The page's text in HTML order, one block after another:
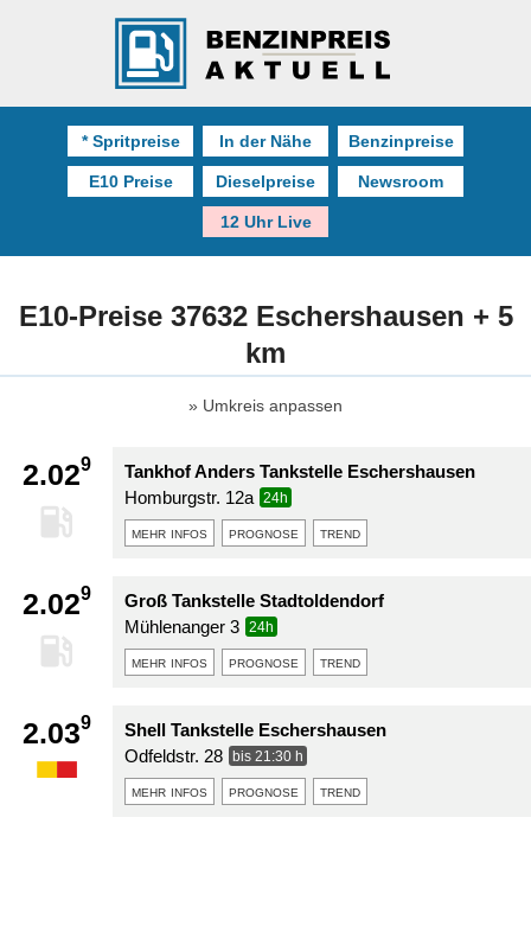
* Spritpreise In der Nähe Benzinpreise
E10 Preise Dieselpreise Newsroom
12 Uhr Live
E10-Preise 37632 Eschershausen + 5
km
Umkreis anpassen
2.029
Tankhof Anders Tankstelle Eschershausen
Homburgstr. 12a
24h
mehr infos prognose trend
2.029
Groß Tankstelle Stadtoldendorf
Mühlenanger 3
24h
mehr infos prognose trend
2.039
Shell Tankstelle Eschershausen
Odfeldstr. 28
bis 21:30 h
mehr infos prognose trend